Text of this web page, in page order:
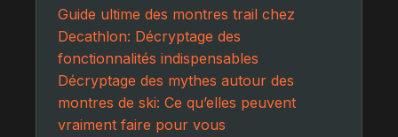
Guide ultime des montres trail chez
Decathlon: Décryptage des
fonctionnalités indispensables
Décryptage des mythes autour des
montres de ski: Ce qu’elles peuvent
vraiment faire pour vous